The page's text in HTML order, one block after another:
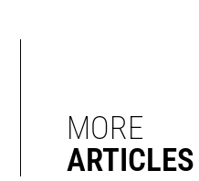
MORE
ARTICLES